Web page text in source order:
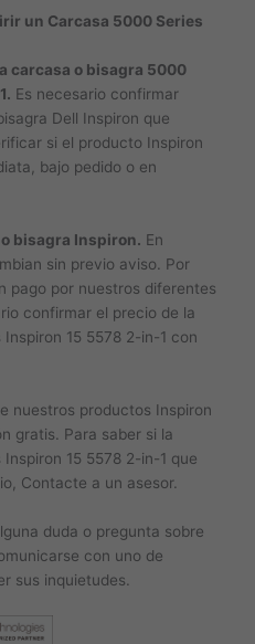
un Carcasa 5000 Series
carcasa o bisagra 5000
Es necesario confirmar
Dell Inspiron que
si el producto Inspiron
bajo pedido o en
bisagra Inspiron. En
sin previo aviso. Por
pago por nuestros diferentes
confirmar el precio de la
15 5578 2-in-1 con
nuestros productos Inspiron
gratis. Para saber si la
15 5578 2-in-1 que
Contacte a un asesor.
duda o pregunta sobre
con uno de
sus inquietudes.